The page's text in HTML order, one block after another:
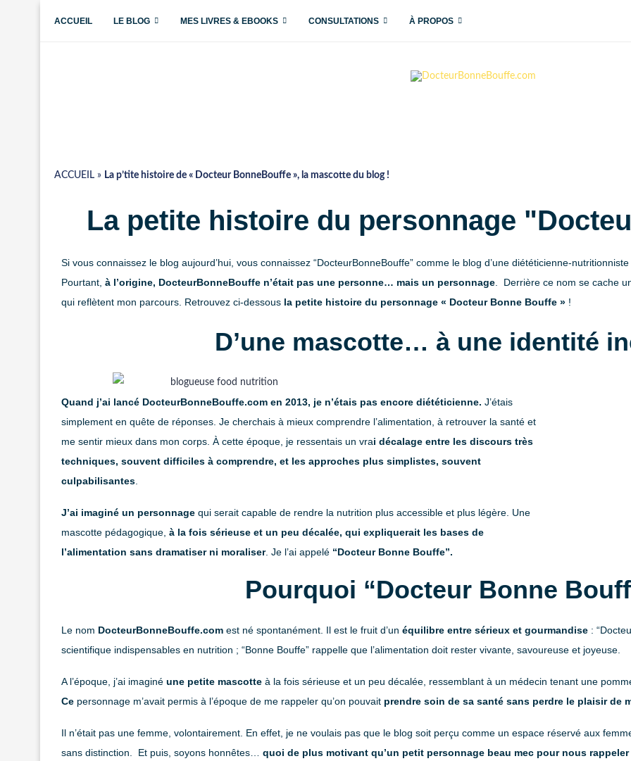
ACCUEIL LE BLOG MES LIVRES & EBOOKS CONSULTATIONS À PROPOS
ACCUEIL » La p’tite histoire de « Docteur BonneBouffe », la mascotte du blog !
La petite histoire du personnage
Si vous connaissez le blog aujourd’hui, vous connaissez “DocteurBonneBouffe” comme le blog d’une diététicienne-
Pourtant, à l’origine, DocteurBonneBouffe n’était pas une personne… mais un personnage . Derrière ce nom se cache
qui reflètent mon parcours. Retrouvez ci-dessous la petite histoire du personnage « Docteur Bonne Bouffe » !
D’une mascotte… à une identité
Quand j’ai lancé DocteurBonneBouffe.com en 2013, je n’étais pas encore diététicienne. J’étais
simplement en quête de réponses. Je cherchais à mieux comprendre l’alimentation, à retrouver la santé et
me sentir mieux dans mon corps. À cette époque, je ressentais un vrai décalage entre les discours très
techniques, souvent difficiles à comprendre, et les approches plus simplistes, souvent
culpabilisantes.
J’ai imaginé un personnage qui serait capable de rendre la nutrition plus accessible et plus légère. Une
mascotte pédagogique, à la fois sérieuse et un peu décalée, qui expliquerait les bases de
l’alimentation sans dramatiser ni moraliser. Je l’ai appelé “Docteur Bonne Bouffe”.
Pourquoi “Docteur Bonne
Le nom DocteurBonneBouffe.com est né spontanément. Il est le fruit d’un équilibre entre sérieux et gourmandise :
scientifique indispensables en nutrition ; “Bonne Bouffe” rappelle que l’alimentation doit rester vivante, savoureuse et joyeuse.
A l’époque, j’ai imaginé une petite mascotte à la fois sérieuse et un peu décalée, ressemblant à un médecin tenant une
Ce personnage m’avait permis à l’époque de me rappeler qu’on pouvait prendre soin de sa santé sans perdre le plaisir de
Il n’était pas une femme, volontairement. En effet, je ne voulais pas que le blog soit perçu comme un espace réservé aux
sans distinction. Et puis, soyons honnêtes… quoi de plus motivant qu’un petit personnage beau mec pour nous